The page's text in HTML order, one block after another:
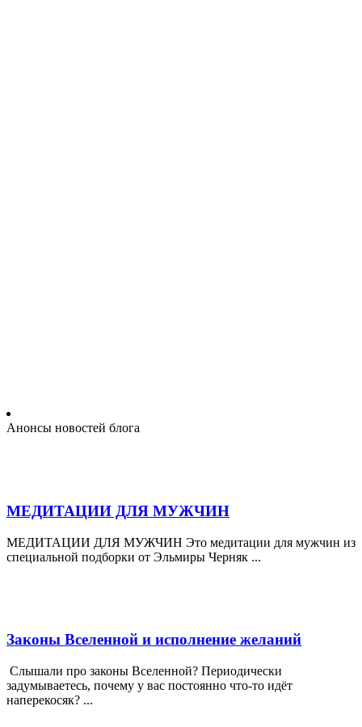
Анонсы новостей блога
МЕДИТАЦИИ ДЛЯ МУЖЧИН
МЕДИТАЦИИ ДЛЯ МУЖЧИН Это медитации для мужчин из
специальной подборки от Эльмиры Черняк ...
Законы Вселенной и исполнение желаний
Слышали про законы Вселенной? Периодически
задумываетесь, почему у вас постоянно что-то идёт
наперекосяк? ...